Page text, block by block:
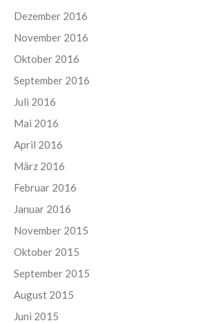
Dezember 2016
November 2016
Oktober 2016
September 2016
Juli 2016
Mai 2016
April 2016
März 2016
Februar 2016
Januar 2016
November 2015
Oktober 2015
September 2015
August 2015
Juni 2015